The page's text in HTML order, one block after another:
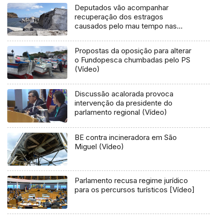
Deputados vão acompanhar
recuperação dos estragos
causados pelo mau tempo nas
Propostas da oposição para alterar
o Fundopesca chumbadas pelo PS
(Vídeo)
Discussão acalorada provoca
intervenção da presidente do
parlamento regional (Vídeo)
BE contra incineradora em São
Miguel (Vídeo)
Parlamento recusa regime jurídico
para os percursos turísticos [Vídeo]